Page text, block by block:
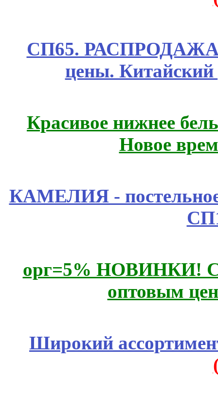
СП65. РАСПРОДАЖА!
цены.
Красивое нижнее
Новое
КАМЕЛИЯ -
орг=5% НОВИНКИ!
оптовым
Широкий